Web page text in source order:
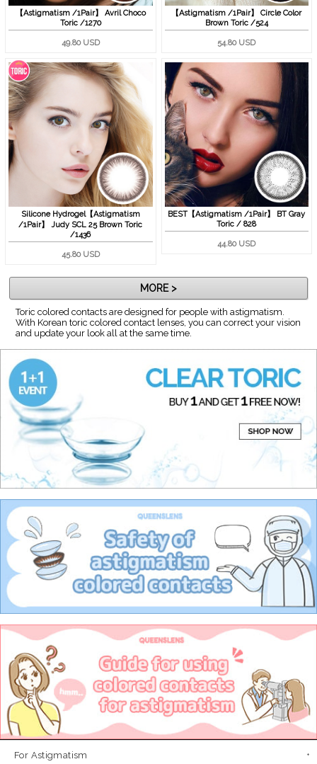
【Astigmatism /1Pair】 Avril Choco
Toric /1270
49.80 USD
【Astigmatism /1Pair】 Circle Color
Brown Toric /524
54.80 USD
Silicone Hydrogel【Astigmatism
/1Pair】 Judy SCL 25 Brown Toric
/1436
45.80 USD
BEST【Astigmatism /1Pair】 BT Gray
Toric / 828
44.80 USD
MORE >
Toric colored contacts are designed for people with astigmatism.
With Korean toric colored contact lenses, you can correct your vision
and update your look all at the same time.
For Astigmatism